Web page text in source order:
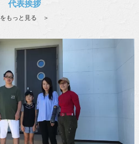
代表挨拶
をもっと見る ＞